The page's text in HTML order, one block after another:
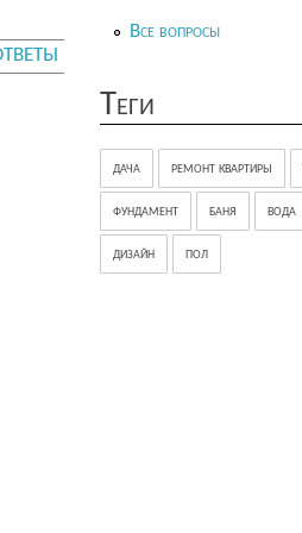
Все вопросы
Теги
дача ремонт квартиры
фундамент баня вода
дизайн пол